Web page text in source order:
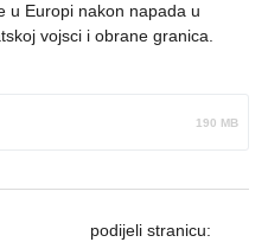
u Europi nakon napada u
vojsci i obrane granica.
190 MB
podijeli stranicu: